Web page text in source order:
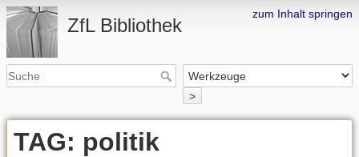
zum Inhalt springen
ZfL Bibliothek
>
TAG: politik